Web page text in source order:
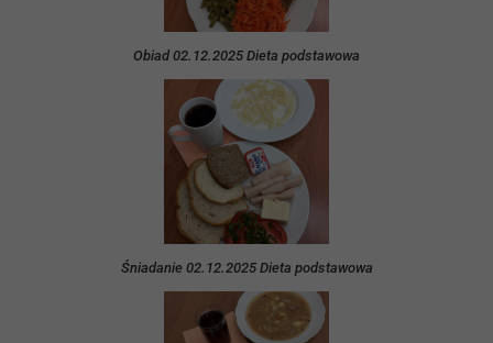
Obiad 02.12.2025 Dieta podstawowa
Śniadanie 02.12.2025 Dieta podstawowa